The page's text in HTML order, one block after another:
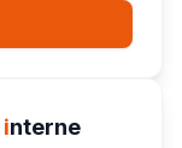
interne